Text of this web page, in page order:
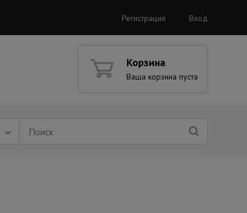
Регистрация Вход
Корзина
Ваша корзина пуста